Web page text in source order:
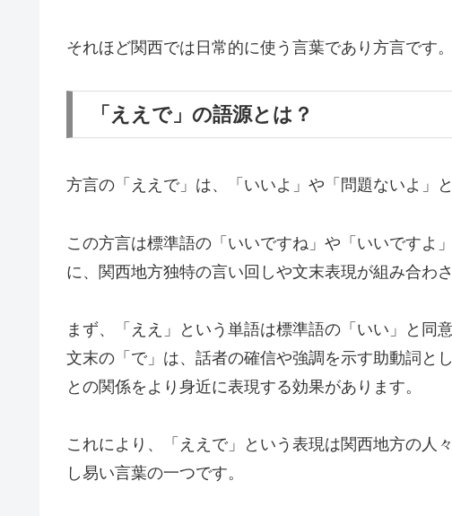
それほど関西では日常的に使う言葉であり方言です。
「ええで」の語源とは？
方言の「ええで」は、「いいよ」や「問題ないよ」
この方言は標準語の「いいですね」や「いいですよ
に、関西地方独特の言い回しや文末表現が組み合わ
まず、「ええ」という単語は標準語の「いい」と同
文末の「で」は、話者の確信や強調を示す助動詞と
との関係をより身近に表現する効果があります。
これにより、「ええで」という表現は関西地方の人
し易い言葉の一つです。